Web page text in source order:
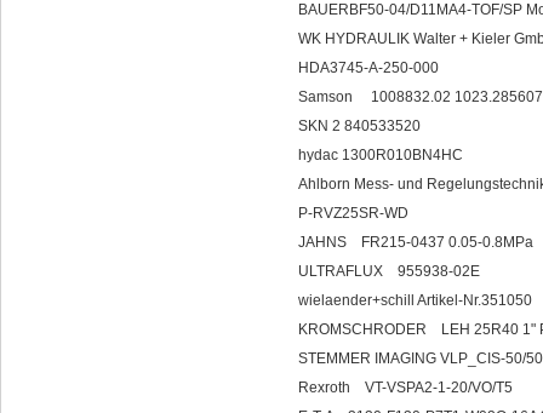
BAUERBF50-04/D11MA4-TOF/SP
WK HYDRAULIK Walter +
HDA3745-A-250-000
Samson 1008832.02
SKN 2 840533520
hydac 1300R010BN4HC
Ahlborn Mess- und
P-RVZ25SR-WD
JAHNS FR215-0437 0.05-0.8MPa
ULTRAFLUX 955938-02E
wielaender+schill Artikel-Nr.351050
KROMSCHRODER
STEMMER IMAGING VLP_CIS-50/
Rexroth VT-VSPA2-1-20/VO/T5